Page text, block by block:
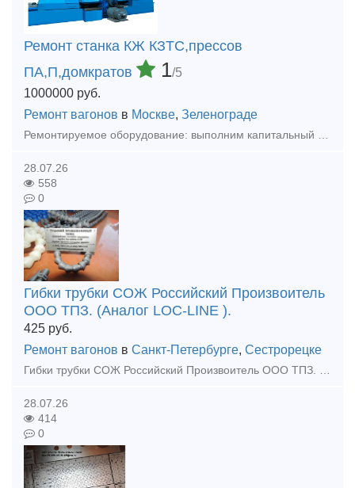
Ремонт станка КЖ КЗТС,прессов
ПА,П,домкратов
1/5
1000000 руб.
Ремонт вагонов в Москве, Зеленограде
Ремонтируемое оборудование: выполним капитальный ремонт колёсотокарных (мод. КЖ1842, КЖ1843, UGB-150 ,UBB112ф3, осетокарные 1833, и колёсофрезерных КЖ-20,1836М.10 КЗТС, UBC-150, UBC-130, UBC-125 с Ч
28.07.26
558
0
Гибки трубки СОЖ Российский Произвоитель
ООО ТПЗ. (Аналог LOC-LINE ).
425 руб.
Ремонт вагонов в Санкт-Петербурге, Сестрорецке
Гибки трубки СОЖ Российский Произвоитель ООО ТПЗ. (Аналог LOC-LINE ). Всегда в наличии! Тульский Промышленный Завод производит универсальные гибкие сегментоно-шарнирные трубки для подачи охлажадающ
28.07.26
414
0